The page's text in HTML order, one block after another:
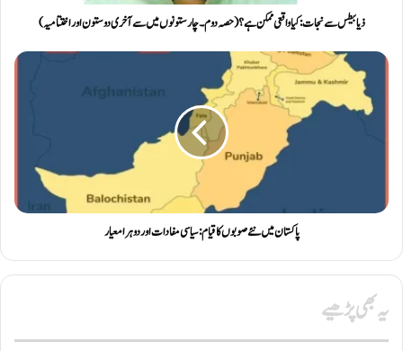
ذیابیطس سے نجات: کیا واقعی ممکن ہے؟ ( حصہ دوم ۔ چار ستونوں میں سے آخری دو ستون اور اختتامیہ)
پاکستان میں نئے صوبوں کا قیام: سیاسی مفادات اور دوہرا معیار
یہ بھی پڑھیے